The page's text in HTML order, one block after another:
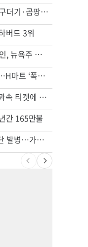
항공기 식기 카트 열었더니 구더기·곰팡이…LAX 기내식 업체 논란
버드 3위
변호사시험 중 심정지 온 한인, 뉴욕주 제소
쌀·라면 값 최대 80% 할인…H마트 ‘폭탄 세일’
“내가 운전한 게 아니다”…과속 티켓에 오토파일럿 탓한 운전자
간 165만불
할라피뇨 먹고 살모넬라 집단 발병…가주 등 27개 주 확산